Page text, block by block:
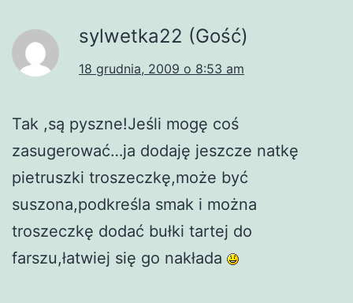
sylwetka22 (Gość)
18 grudnia, 2009 o 8:53 am
Tak ,są pyszne!Jeśli mogę coś
zasugerować…ja dodaję jeszcze natkę
pietruszki troszeczkę,może być
suszona,podkreśla smak i można
troszeczkę dodać bułki tartej do
farszu,łatwiej się go nakłada